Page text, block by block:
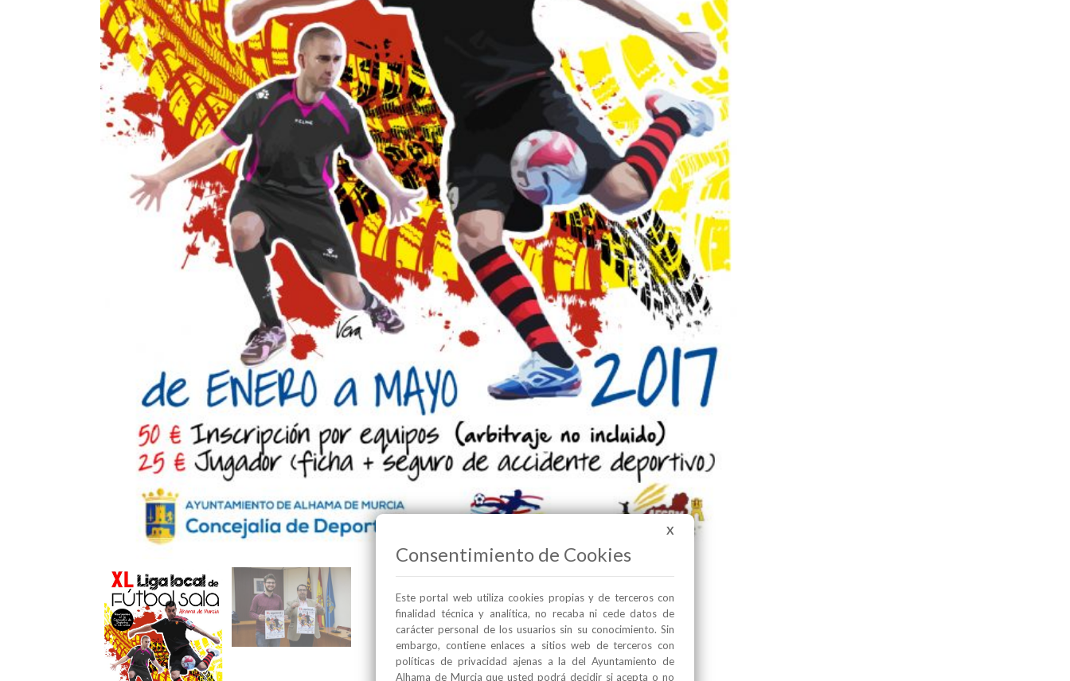
X
Consentimiento de Cookies
Este portal web utiliza cookies propias y de terceros con
finalidad técnica y analítica, no recaba ni cede datos de
carácter personal de los usuarios sin su conocimiento. Sin
embargo, contiene enlaces a sitios web de terceros con
políticas de privacidad ajenas a la del Ayuntamiento de
Alhama de Murcia que usted podrá decidir si acepta o no